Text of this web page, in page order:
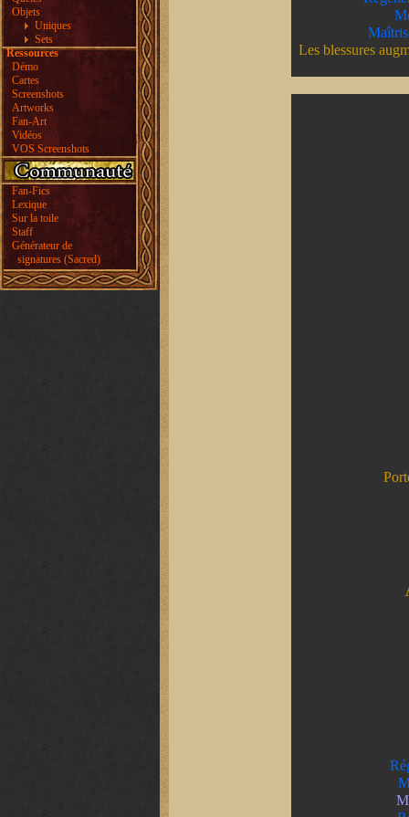
Objets
Uniques
Sets
Ressources
Démo
Cartes
Screenshots
Artworks
Fan-Art
Vidéos
VOS Screenshots
Fan-Fics
Lexique
Sur la toile
Staff
Générateur de
signatures (Sacred)
Les blessures